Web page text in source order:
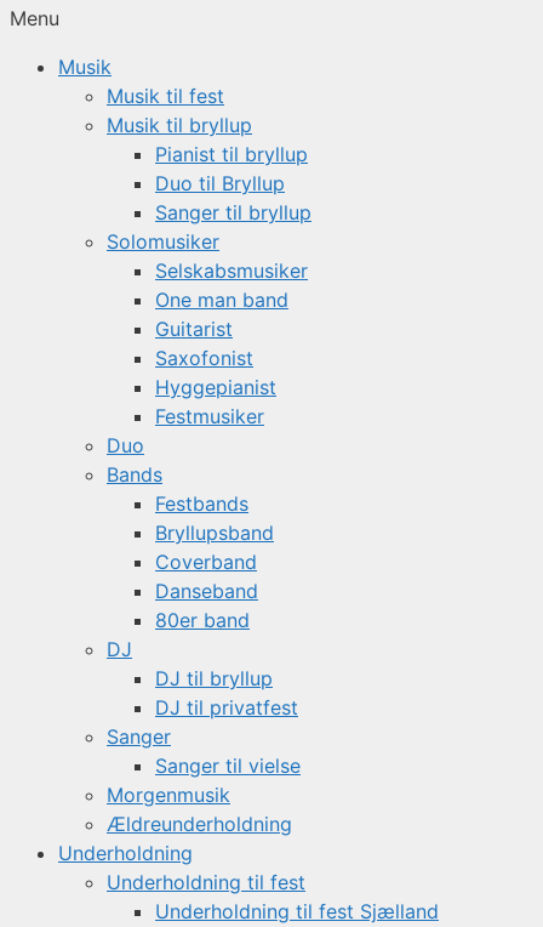
Menu
Musik
Musik til fest
Musik til bryllup
Pianist til bryllup
Duo til Bryllup
Sanger til bryllup
Solomusiker
Selskabsmusiker
One man band
Guitarist
Saxofonist
Hyggepianist
Festmusiker
Duo
Bands
Festbands
Bryllupsband
Coverband
Danseband
80er band
DJ
DJ til bryllup
DJ til privatfest
Sanger
Sanger til vielse
Morgenmusik
Ældreunderholdning
Underholdning
Underholdning til fest
Underholdning til fest Sjælland